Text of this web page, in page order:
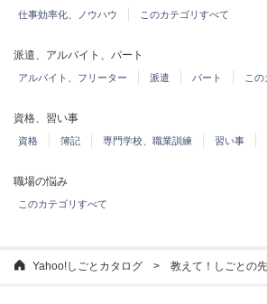
仕事効率化、ノウハウ
このカテゴリすべて
派遣、アルバイト、パート
アルバイト、フリーター 派遣 パート こ
資格、習い事
資格 簿記 専門学校、職業訓練 習い事
職場の悩み
このカテゴリすべて
Yahoo!しごとカタログ 教えて！しごとの